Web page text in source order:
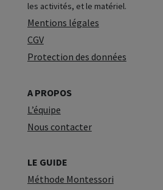
les activités, et le matériel.
Mentions légales
CGV
Protection des données
A PROPOS
L’équipe
Nous contacter
LE GUIDE
Méthode Montessori